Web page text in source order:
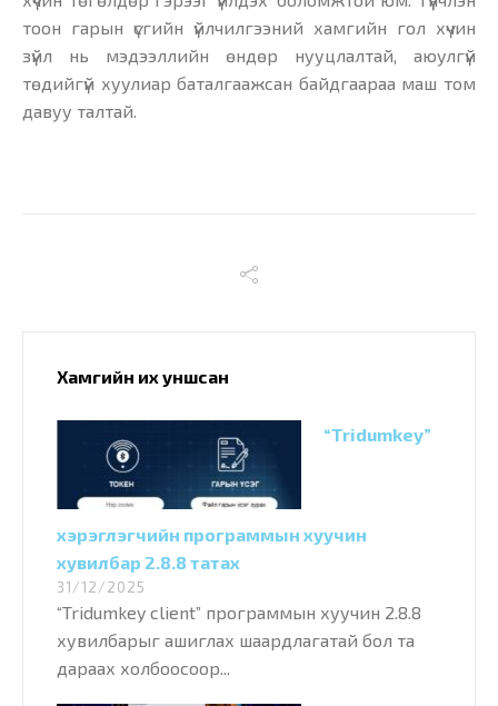
тоон гарын үсгийн үйлчилгээний хамгийн гол хүчин
зүйл нь мэдээллийн өндөр нууцлалтай, аюулгүй
төдийгүй хуулиар баталгаажсан байдгаараа маш том
давуу талтай.
Хамгийн их уншсан
“Tridumkey”
хэрэглэгчийн программын хуучин
хувилбар 2.8.8 татах
31/12/2025
“Tridumkey client” программын хуучин 2.8.8
хувилбарыг ашиглах шаардлагатай бол та
дараах холбоосоор...